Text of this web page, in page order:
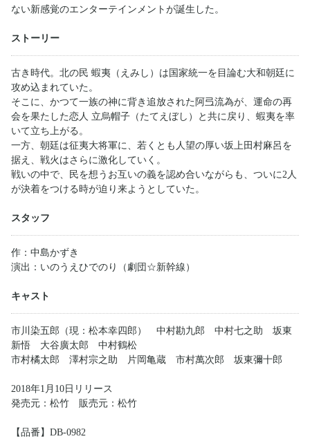
ない新感覚のエンターテインメントが誕生した。
ストーリー
古き時代。北の民 蝦夷（えみし）は国家統一を目論む大和朝廷に
攻め込まれていた。
そこに、かつて一族の神に背き追放された阿弖流為が、運命の再
会を果たした恋人 立烏帽子（たてえぼし）と共に戻り、蝦夷を率
いて立ち上がる。
一方、朝廷は征夷大将軍に、若くとも人望の厚い坂上田村麻呂を
据え、戦火はさらに激化していく。
戦いの中で、民を想うお互いの義を認め合いながらも、ついに2人
が決着をつける時が迫り来ようとしていた。
スタッフ
作：中島かずき
演出：いのうえひでのり（劇団☆新幹線）
キャスト
市川染五郎（現：松本幸四郎） 中村勘九郎 中村七之助 坂東
新悟 大谷廣太郎 中村鶴松
市村橘太郎 澤村宗之助 片岡亀蔵 市村萬次郎 坂東彌十郎
2018年1月10日リリース
発売元：松竹 販売元：松竹
【品番】DB-0982